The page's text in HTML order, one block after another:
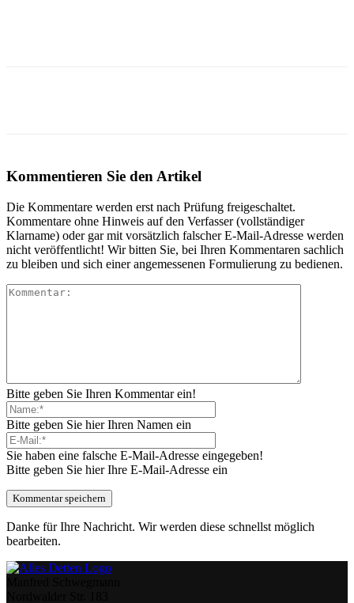
Kommentieren Sie den Artikel
Die Kommentare werden erst nach Prüfung freigeschaltet.
Kommentare ohne Hinweis auf den Verfasser (vollständiger
Klarname) oder gar mit vorsätzlich falscher E-Mail-Adresse werden
nicht veröffentlicht! Wir bitten Sie, bei Ihren Kommentaren sachlich
zu bleiben und sich einer angemessenen Formulierung zu bedienen.
Bitte geben Sie Ihren Kommentar ein!
Bitte geben Sie hier Ihren Namen ein
Sie haben eine falsche E-Mail-Adresse eingegeben!
Bitte geben Sie hier Ihre E-Mail-Adresse ein
Danke für Ihre Nachricht. Wir werden diese schnellst möglich
bearbeiten.